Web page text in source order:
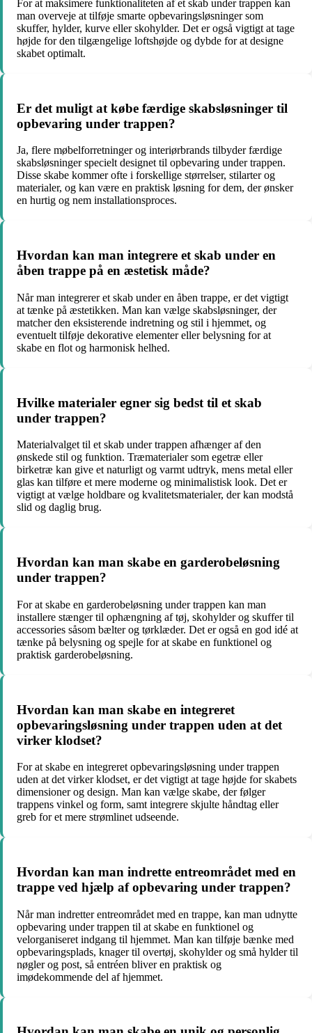
For at maksimere funktionaliteten af et skab under trappen kan
man overveje at tilføje smarte opbevaringsløsninger som
skuffer, hylder, kurve eller skohylder. Det er også vigtigt at tage
højde for den tilgængelige loftshøjde og dybde for at designe
skabet optimalt.
Er det muligt at købe færdige skabsløsninger til
opbevaring under trappen?
Ja, flere møbelforretninger og interiørbrands tilbyder færdige
skabsløsninger specielt designet til opbevaring under trappen.
Disse skabe kommer ofte i forskellige størrelser, stilarter og
materialer, og kan være en praktisk løsning for dem, der ønsker
en hurtig og nem installationsproces.
Hvordan kan man integrere et skab under en
åben trappe på en æstetisk måde?
Når man integrerer et skab under en åben trappe, er det vigtigt
at tænke på æstetikken. Man kan vælge skabsløsninger, der
matcher den eksisterende indretning og stil i hjemmet, og
eventuelt tilføje dekorative elementer eller belysning for at
skabe en flot og harmonisk helhed.
Hvilke materialer egner sig bedst til et skab
under trappen?
Materialvalget til et skab under trappen afhænger af den
ønskede stil og funktion. Træmaterialer som egetræ eller
birketræ kan give et naturligt og varmt udtryk, mens metal eller
glas kan tilføre et mere moderne og minimalistisk look. Det er
vigtigt at vælge holdbare og kvalitetsmaterialer, der kan modstå
slid og daglig brug.
Hvordan kan man skabe en garderobeløsning
under trappen?
For at skabe en garderobeløsning under trappen kan man
installere stænger til ophængning af tøj, skohylder og skuffer til
accessories såsom bælter og tørklæder. Det er også en god idé at
tænke på belysning og spejle for at skabe en funktionel og
praktisk garderobeløsning.
Hvordan kan man skabe en integreret
opbevaringsløsning under trappen uden at det
virker klodset?
For at skabe en integreret opbevaringsløsning under trappen
uden at det virker klodset, er det vigtigt at tage højde for skabets
dimensioner og design. Man kan vælge skabe, der følger
trappens vinkel og form, samt integrere skjulte håndtag eller
greb for et mere strømlinet udseende.
Hvordan kan man indrette entreområdet med en
trappe ved hjælp af opbevaring under trappen?
Når man indretter entreområdet med en trappe, kan man udnytte
opbevaring under trappen til at skabe en funktionel og
velorganiseret indgang til hjemmet. Man kan tilføje bænke med
opbevaringsplads, knager til overtøj, skohylder og små hylder til
nøgler og post, så entréen bliver en praktisk og
imødekommende del af hjemmet.